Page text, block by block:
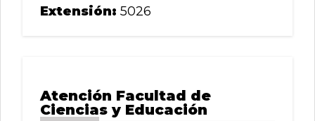
Extensión: 5026
Atención Facultad de
Ciencias y Educación